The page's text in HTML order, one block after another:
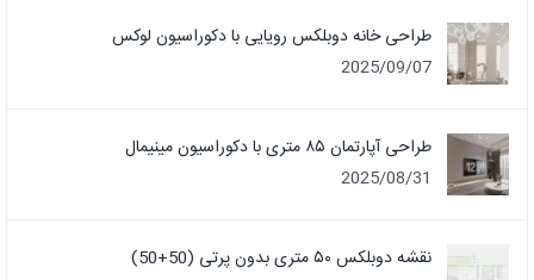
طراحی خانه دوبلکس رویایی با دکوراسیون لوکس
2025/09/07
طراحی آپارتمان ۸۵ متری با دکوراسیون مینیمال
2025/08/31
نقشه دوبلکس ۵۰ متری بدون پرتی (50+50)